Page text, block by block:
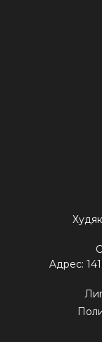
Aдрес: